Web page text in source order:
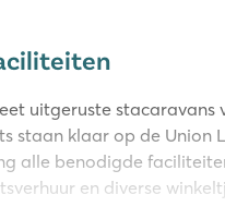
uitgeruste stacaravans
staan klaar op de Union
alle benodigde
en diverse